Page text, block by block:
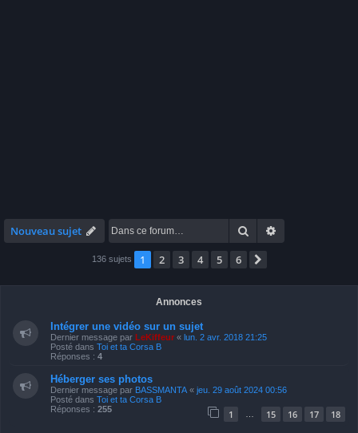
Nouveau sujet Rechercher
136 sujets 1 2 3 4 5 6
Annonces
Intégrer une vidéo sur un sujet
Dernier message par LeKiffeur « lun. 2 avr. 2018 21:25
Posté dans Toi et ta Corsa B
Réponses : 4
Héberger ses photos
Dernier message par BASSMANTA « jeu. 29 août 2024 00:56
Posté dans Toi et ta Corsa B
Réponses : 255 1 15 16 17 18